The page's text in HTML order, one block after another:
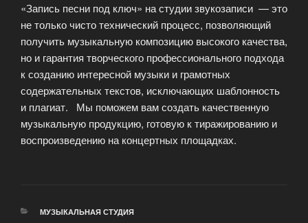
«Запись песни под ключ» на студии звукозаписи — это
не только чисто технический процесс, позволяющий
получить музыкальную композицию высокого качества,
но и гарантия творческого профессионального подхода
к созданию интересной музыки и грамотных
содержательных текстов, исключающих шаблонность
и плагиат. Мы поможем вам создать качественную
музыкальную продукцию, готовую к тиражированию и
воспроизведению на концертных площадках.
РУБРИКИ
МУЗЫКАЛЬНАЯ СТУДИЯ